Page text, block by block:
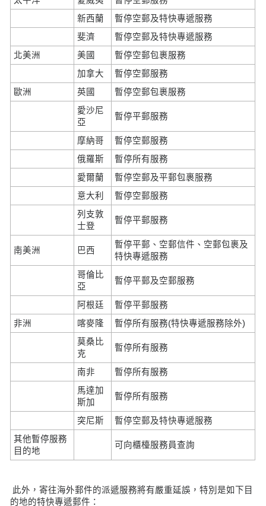
新西蘭
暫停空郵及特快專遞服務
斐濟
暫停空郵及特快專遞服務
北美洲
美國
暫停空郵包裹服務
加拿大
暫停空郵服務
歐洲
英國
暫停空郵包裹服務
愛沙尼
亞
暫停平郵服務
摩納哥
暫停空郵服務
俄羅斯
暫停所有服務
愛爾蘭
暫停空郵及平郵包裹服務
意大利
暫停空郵服務
列支敦
士登
暫停平郵服務
南美洲 巴西
暫停平郵、空郵信件、空郵包裹及
特快專遞服務
哥倫比
亞
暫停平郵及空郵服務
阿根廷
暫停平郵服務
非洲
喀麥隆
暫停所有服務(特快專遞服務除外)
莫桑比
克
暫停所有服務
南非
暫停所有服務
馬達加
斯加
暫停所有服務
突尼斯
暫停空郵及特快專遞服務
其他暫停服務
目的地
可向櫃檯服務員查詢
此外，寄往海外郵件的派遞服務將有嚴重延誤，特別是如下目
的地的特快專遞郵件：